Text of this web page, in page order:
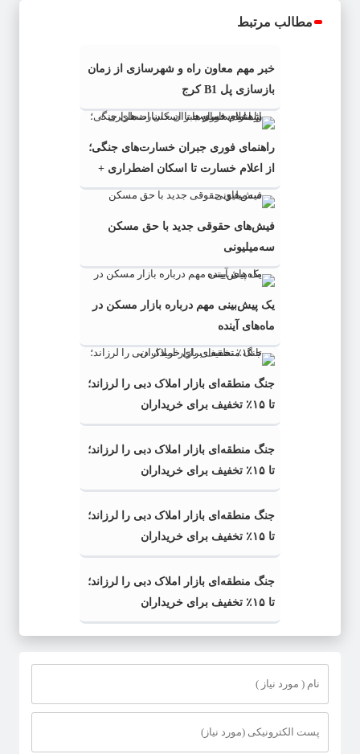
مطالب مرتبط
خبر مهم معاون راه و شهرسازی از زمان
بازسازی پل B1 کرج
راهنمای فوری جبران خسارت‌های جنگی؛
از اعلام خسارت تا اسکان اضطراری +
شماره سامانه‌ها
فیش‌های حقوقی جدید با حق مسکن
سه‌میلیونی
یک پیش‌بینی مهم درباره بازار مسکن در
ماه‌های آینده
جنگ منطقه‌ای بازار املاک دبی را لرزاند؛
تا ۱۵٪ تخفیف برای خریداران
جنگ منطقه‌ای بازار املاک دبی را لرزاند؛
تا ۱۵٪ تخفیف برای خریداران
جنگ منطقه‌ای بازار املاک دبی را لرزاند؛
تا ۱۵٪ تخفیف برای خریداران
جنگ منطقه‌ای بازار املاک دبی را لرزاند؛
تا ۱۵٪ تخفیف برای خریداران